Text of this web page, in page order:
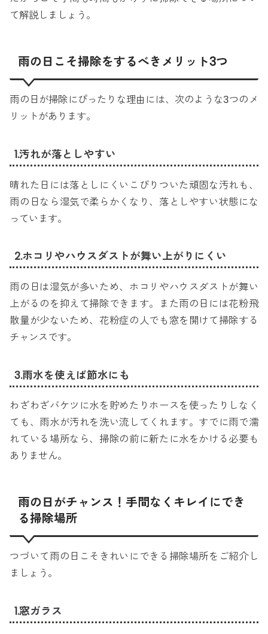
て解説しましょう。
雨の日こそ掃除をするべきメリット3つ
雨の日が掃除にぴったりな理由には、次のような3つのメ
リットがあります。
1.汚れが落としやすい
晴れた日には落としにくいこびりついた頑固な汚れも、
雨の日なら湿気で柔らかくなり、落としやすい状態にな
っています。
2.ホコリやハウスダストが舞い上がりにくい
雨の日は湿気が多いため、ホコリやハウスダストが舞い
上がるのを抑えて掃除できます。また雨の日には花粉飛
散量が少ないため、花粉症の人でも窓を開けて掃除する
チャンスです。
3.雨水を使えば節水にも
わざわざバケツに水を貯めたりホースを使ったりしなく
ても、雨水が汚れを洗い流してくれます。すでに雨で濡
れている場所なら、掃除の前に新たに水をかける必要も
ありません。
雨の日がチャンス！手間なくキレイにでき
る掃除場所
つづいて雨の日こそきれいにできる掃除場所をご紹介し
ましょう。
1.窓ガラス